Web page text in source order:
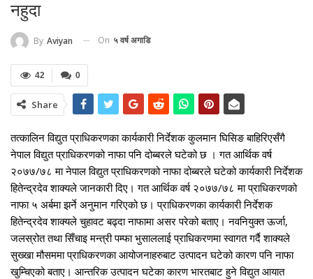
नहुदा
By Aviyan On ५ वर्ष अगाडि
0
42
Share
तत्कालिन विद्युत प्राधिकरणका कार्यकारी निर्देशक कुलमान घिसिङ बाहिरिएसँगै
नेपाल विद्युत प्राधिकरणको नाफा पनि दोब्बरले घटेको छ । गत आर्थिक वर्ष
२०७७/७८ मा नेपाल विद्युत प्राधिकरणको नाफा दोब्बरले घटेको कार्यकारी निर्देशक
हितेन्द्रदेव शाक्यले जानकारी दिए। गत आर्थिक वर्ष २०७७/७८ मा प्राधिकरणको
नाफा ५ अर्बमा झर्ने अनुमान गरिएको छ। प्राधिकरणका कार्यकारी निर्देशक
हितेन्द्रदेव शाक्यले चुहावट बढ्दा नाफामा असर परेको बताए। नवनियुक्त ऊर्जा,
जलस्रोत तथा सिँचाइ मन्त्री पम्फा भुसाललाई प्राधिकरणमा स्वागत गर्दै शाक्यले
सुख्खा मौसममा प्राधिकरणका आयोजनाहरुबाट उत्पादन घटेको कारण पनि नाफा
खुम्चिएको बताए। आन्तरिक उत्पादन घटेका कारण भारतबाट हुने विद्युत आयात